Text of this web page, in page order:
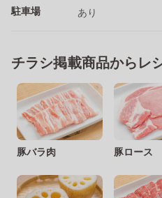
駐車場 あり
チラシ掲載商品からレ
豚バラ肉 豚ロース